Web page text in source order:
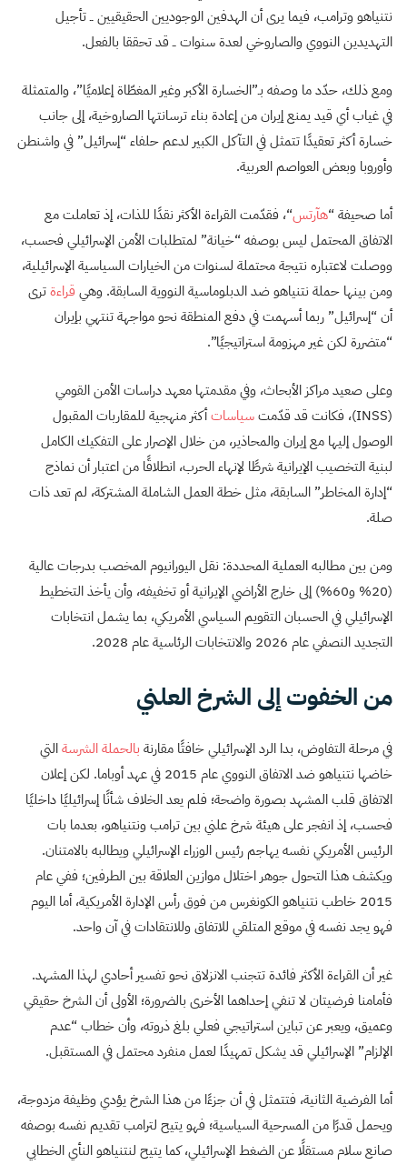
نتنياهو وترامب، فيما يرى أن الهدفين الوجوديين الحقيقيين ــ تأجيل
التهديدين النووي والصاروخي لعدة سنوات ــ قد تحققا بالفعل.
ومع ذلك، حدّد ما وصفه بـ”الخسارة الأكبر وغير المغطّاة إعلاميًا”، والمتمثلة
في غياب أي قيد يمنع إيران من إعادة بناء ترسانتها الصاروخية، إلى جانب
خسارة أكثر تعقيدًا تتمثل في التآكل الكبير لدعم حلفاء “إسرائيل” في واشنطن
وأوروبا وبعض العواصم العربية.
أما صحيفة “هآرتس“، فقدّمت القراءة الأكثر نقدًا للذات، إذ تعاملت مع
الاتفاق المحتمل ليس بوصفه “خيانة” لمتطلبات الأمن الإسرائيلي فحسب،
ووصلت لاعتباره نتيجة محتملة لسنوات من الخيارات السياسية الإسرائيلية،
ومن بينها حملة نتنياهو ضد الدبلوماسية النووية السابقة. وهي قراءةترى
أن “إسرائيل” ربما أسهمت في دفع المنطقة نحو مواجهة تنتهي بإيران
“متضررة لكن غير مهزومة استراتيجيًا”.
وعلى صعيد مراكز الأبحاث، وفي مقدمتها معهد دراسات الأمن القومي
(INSS)، فكانت قد قدّمت
سياساتأكثر منهجية للمقاربات المقبول
الوصول إليها مع إيران والمحاذير، من خلال الإصرار على التفكيك الكامل
لبنية التخصيب الإيرانية شرطًا لإنهاء الحرب، انطلاقًا من اعتبار أن نماذج
“إدارة المخاطر” السابقة، مثل خطة العمل الشاملة المشتركة، لم تعد ذات
صلة.
ومن بين مطالبه العملية المحددة: نقل اليورانيوم المخصب بدرجات عالية
(20% و60%) إلى خارج الأراضي الإيرانية أو تخفيفه، وأن يأخذ التخطيط
الإسرائيلي في الحسبان التقويم السياسي الأمريكي، بما يشمل انتخابات
التجديد النصفي عام 2026 والانتخابات الرئاسية عام 2028.
من الخفوت إلى الشرخ العلني
في مرحلة التفاوض، بدا الرد الإسرائيلي خافتًا مقارنة بالحملة الشرسةالتي
خاضها نتنياهو ضد الاتفاق النووي عام 2015 في عهد أوباما. لكن إعلان
الاتفاق قلب المشهد بصورة واضحة؛ فلم يعد الخلاف شأنًا إسرائيليًا داخليًا
فحسب، إذ انفجر على هيئة شرخ علني بين ترامب ونتنياهو، بعدما بات
الرئيس الأمريكي نفسه يهاجم رئيس الوزراء الإسرائيلي ويطالبه بالامتنان.
ويكشف هذا التحول جوهر اختلال موازين العلاقة بين الطرفين؛ ففي عام
2015 خاطب نتنياهو الكونغرس من فوق رأس الإدارة الأمريكية، أما اليوم
فهو يجد نفسه في موقع المتلقي للاتفاق وللانتقادات في آن واحد.
غير أن القراءة الأكثر فائدة تتجنب الانزلاق نحو تفسير أحادي لهذا المشهد.
فأمامنا فرضيتان لا تنفي إحداهما الأخرى بالضرورة؛ الأولى أن الشرخ حقيقي
وعميق، ويعبر عن تباين استراتيجي فعلي بلغ ذروته، وأن خطاب “عدم
الإلزام” الإسرائيلي قد يشكل تمهيدًا لعمل منفرد محتمل في المستقبل.
أما الفرضية الثانية، فتتمثل في أن جزءًا من هذا الشرخ يؤدي وظيفة مزدوجة،
ويحمل قدرًا من المسرحية السياسية؛ فهو يتيح لترامب تقديم نفسه بوصفه
صانع سلام مستقلًا عن الضغط الإسرائيلي، كما يتيح لنتنياهو النأي الخطابي